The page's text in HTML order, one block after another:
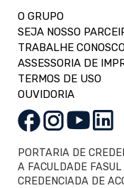
O GRUPO
SEJA NOSSO
TRABALHE
ASSESSORIA DE
TERMOS DE USO
OUVIDORIA
PORTARIA DE
A FACULDADE FASUL
CREDENCIADA DE